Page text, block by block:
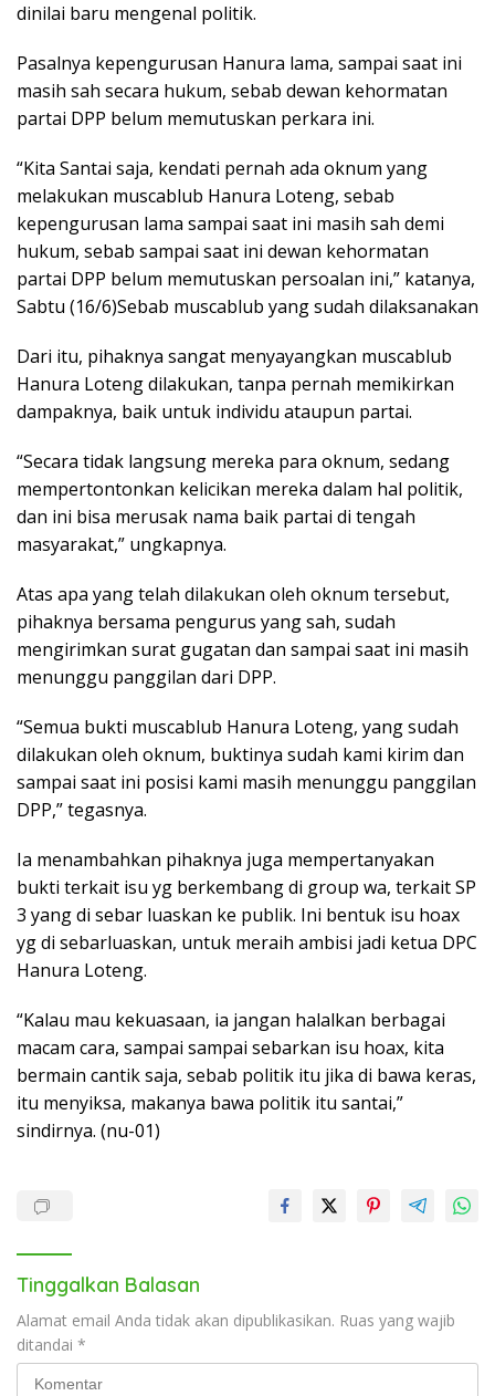
dinilai baru mengenal politik.
Pasalnya kepengurusan Hanura lama, sampai saat ini
masih sah secara hukum, sebab dewan kehormatan
partai DPP belum memutuskan perkara ini.
“Kita Santai saja, kendati pernah ada oknum yang
melakukan muscablub Hanura Loteng, sebab
kepengurusan lama sampai saat ini masih sah demi
hukum, sebab sampai saat ini dewan kehormatan
partai DPP belum memutuskan persoalan ini,” katanya,
Sabtu (16/6)Sebab muscablub yang sudah dilaksanakan
Dari itu, pihaknya sangat menyayangkan muscablub
Hanura Loteng dilakukan, tanpa pernah memikirkan
dampaknya, baik untuk individu ataupun partai.
“Secara tidak langsung mereka para oknum, sedang
mempertontonkan kelicikan mereka dalam hal politik,
dan ini bisa merusak nama baik partai di tengah
masyarakat,” ungkapnya.
Atas apa yang telah dilakukan oleh oknum tersebut,
pihaknya bersama pengurus yang sah, sudah
mengirimkan surat gugatan dan sampai saat ini masih
menunggu panggilan dari DPP.
“Semua bukti muscablub Hanura Loteng, yang sudah
dilakukan oleh oknum, buktinya sudah kami kirim dan
sampai saat ini posisi kami masih menunggu panggilan
DPP,” tegasnya.
Ia menambahkan pihaknya juga mempertanyakan
bukti terkait isu yg berkembang di group wa, terkait SP
3 yang di sebar luaskan ke publik. Ini bentuk isu hoax
yg di sebarluaskan, untuk meraih ambisi jadi ketua DPC
Hanura Loteng.
“Kalau mau kekuasaan, ia jangan halalkan berbagai
macam cara, sampai sampai sebarkan isu hoax, kita
bermain cantik saja, sebab politik itu jika di bawa keras,
itu menyiksa, makanya bawa politik itu santai,”
sindirnya. (nu-01)
Tinggalkan Balasan
Alamat email Anda tidak akan dipublikasikan. Ruas yang wajib
ditandai *